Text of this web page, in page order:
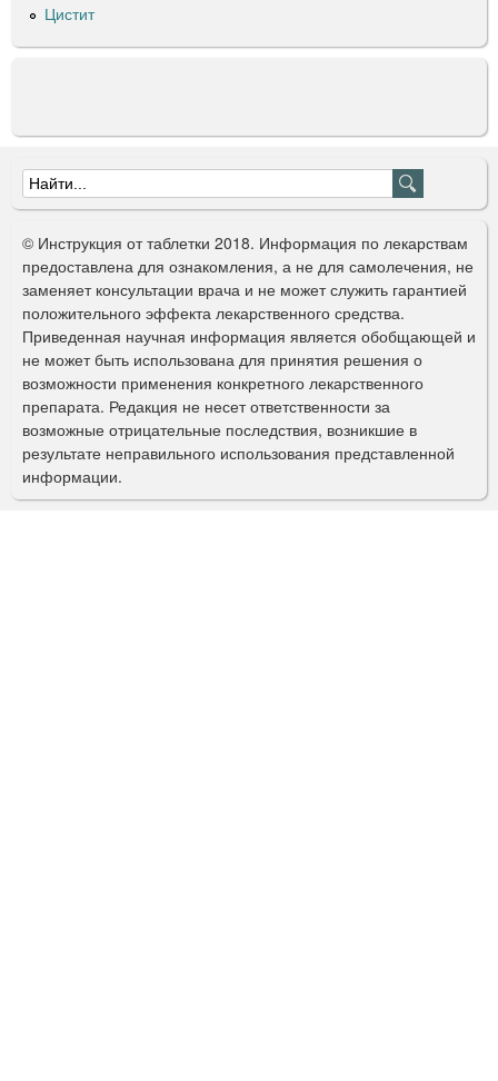
о
ш
к
Цистит
Ф
о
р
м
а
п
о
и
с
к
© Инструкция от таблетки 2018. Информация по лекарствам
предоставлена для ознакомления, а не для самолечения, не
заменяет консультации врача и не может служить гарантией
положительного эффекта лекарственного средства.
Приведенная научная информация является обобщающей и
не может быть использована для принятия решения о
возможности применения конкретного лекарственного
препарата. Редакция не несет ответственности за
возможные отрицательные последствия, возникшие в
результате неправильного использования представленной
информации.